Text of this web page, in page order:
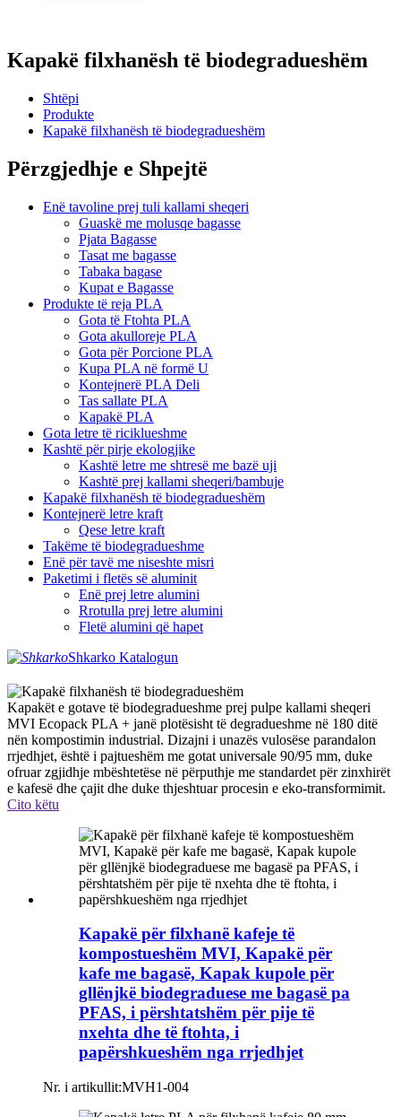
Kapakë filxhanësh të biodegradueshëm
Shtëpi
Produkte
Kapakë filxhanësh të biodegradueshëm
Përzgjedhje e Shpejtë
Enë tavoline prej tuli kallami sheqeri
Guaskë me molusqe bagasse
Pjata Bagasse
Tasat me bagasse
Tabaka bagase
Kupat e Bagasse
Produkte të reja PLA
Gota të Ftohta PLA
Gota akulloreje PLA
Gota për Porcione PLA
Kupa PLA në formë U
Kontejnerë PLA Deli
Tas sallate PLA
Kapakë PLA
Gota letre të riciklueshme
Kashtë për pirje ekologjike
Kashtë letre me shtresë me bazë uji
Kashtë prej kallami sheqeri/bambuje
Kapakë filxhanësh të biodegradueshëm
Kontejnerë letre kraft
Qese letre kraft
Takëme të biodegradueshme
Enë për tavë me niseshte misri
Paketimi i fletës së aluminit
Enë prej letre alumini
Rrotulla prej letre alumini
Fletë alumini që hapet
Shkarko Katalogun
Kapakët e gotave të biodegradueshme prej pulpe kallami sheqeri
MVI Ecopack PLA + janë plotësisht të degradueshme në 180 ditë
nën kompostimin industrial. Dizajni i unazës vulosëse parandalon
rrjedhjet, është i pajtueshëm me gotat universale 90/95 mm, duke
ofruar zgjidhje mbështetëse në përputhje me standardet për zinxhirët
e kafesë dhe çajit dhe duke thjeshtuar procesin e eko-transformimit.
Cito këtu
Kapakë për filxhanë kafeje të
kompostueshëm MVI, Kapakë për
kafe me bagasë, Kapak kupole për
gllënjkë biodegraduese me bagasë pa
PFAS, i përshtatshëm për pije të
nxehta dhe të ftohta, i
papërshkueshëm nga rrjedhjet
Nr. i artikullit:MVH1-004